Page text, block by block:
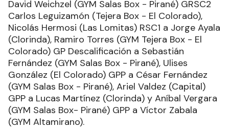
David Weichzel (GYM Salas Box - Pirané) GRSC2
Carlos Leguizamón (Tejera Box - El Colorado),
Nicolás Hermosi (Las Lomitas) RSC1 a Jorge Ayala
(Clorinda), Ramiro Torres (GYM Tejera Box - El
Colorado) GP Descalificación a Sebastián
Fernández (GYM Salas Box - Pirané), Ulises
González (El Colorado) GPP a César Fernández
(GYM Salas Box - Pirané), Ariel Valdez (Capital)
GPP a Lucas Martínez (Clorinda) y Aníbal Vergara
(GYM Salas Box- Pirané) GPP a Víctor Zabala
(GYM Altamirano).